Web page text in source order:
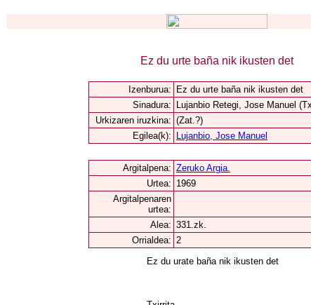
Ez du urte baña nik ikusten det
Izenburua:
Ez du urte baña nik ikusten det
Sinadura:
Lujanbio Retegi, Jose Manuel
Urkizaren iruzkina: (Zat.?)
Egilea(k):
Lujanbio, Jose Manuel
Argitalpena: Zeruko Argia.
Urtea: 1969
Argitalpenaren
urtea:
Alea: 331.zk.
Orrialdea: 2
Ez du urate baña nik ikusten det